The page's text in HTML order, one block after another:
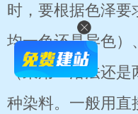
时，要根据色泽要
均一色还是异色）
（采用一浴法还
种染料。一般用直